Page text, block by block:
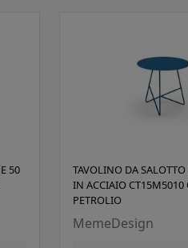
50
TAVOLINO DA
IN ACCIAIO CT15M5010
PETROLIO
MemeDesign